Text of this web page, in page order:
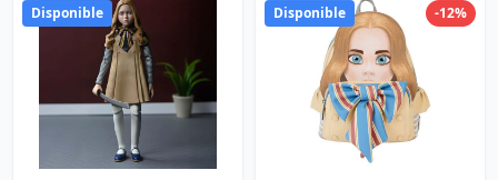
Disponible -12%
Disponible